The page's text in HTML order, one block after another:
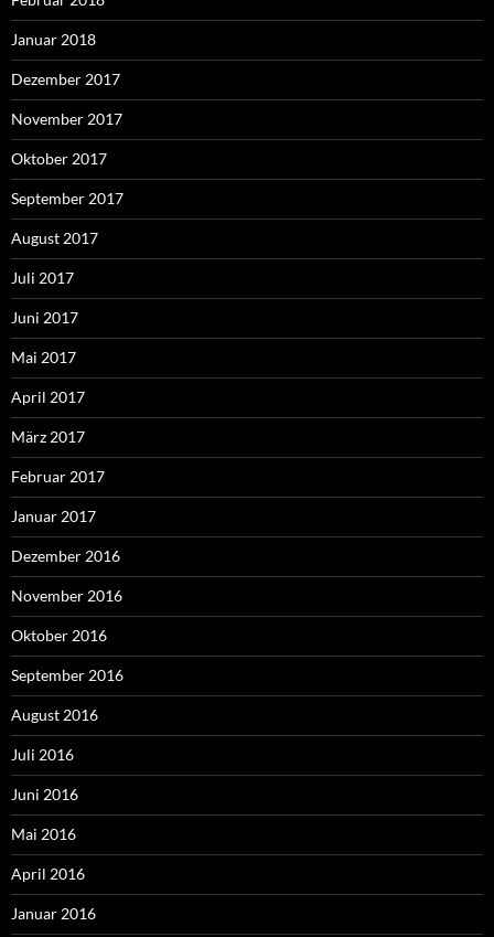
Januar 2018
Dezember 2017
November 2017
Oktober 2017
September 2017
August 2017
Juli 2017
Juni 2017
Mai 2017
April 2017
März 2017
Februar 2017
Januar 2017
Dezember 2016
November 2016
Oktober 2016
September 2016
August 2016
Juli 2016
Juni 2016
Mai 2016
April 2016
Januar 2016